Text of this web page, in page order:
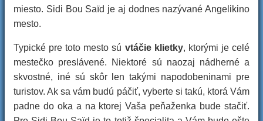
miesto. Sidi Bou Saïd je aj dodnes nazývané Angelikino
mesto.
Typické pre toto mesto sú vtáčie klietky, ktorými je celé
mestečko preslávené. Niektoré sú naozaj nádherné a
skvostné, iné sú skôr len takými napodobeninami pre
turistov. Ak sa vám budú páčiť, vyberte si takú, ktorá Vám
padne do oka a na ktorej Vaša peňaženka bude stačiť.